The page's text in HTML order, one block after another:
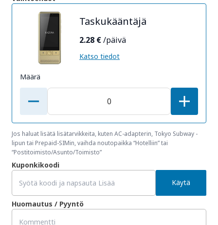
Taskukääntäjä
2.28 €/päivä
Katso tiedot
Määrä
Jos haluat lisätä lisätarvikkeita, kuten AC-adapterin, Tokyo Subway -
lipun tai Prepaid-SIMin, vaihda noutopaikka “Hotelliin” tai
“Postitoimisto/Asunto/Toimisto”
Kuponkikoodi
Käytä
Huomautus / Pyyntö